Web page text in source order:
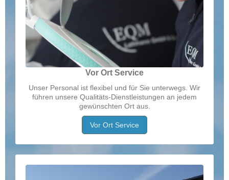
Vor Ort Service
Unser Personal ist flexibel und für Sie unterwegs. Wir
führen unsere Qualitäts-Dienstleistungen an jedem
gewünschten Ort aus.
Vor Ort Service